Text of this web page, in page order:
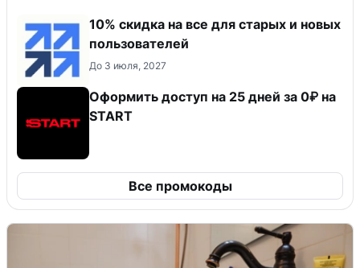
10% скидка на все для старых и новых
пользователей
До 3 июля, 2027
Оформить доступ на 25 дней за 0₽ на
START
Все промокоды